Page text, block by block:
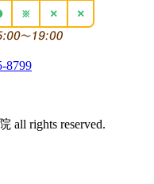
all rights reserved.